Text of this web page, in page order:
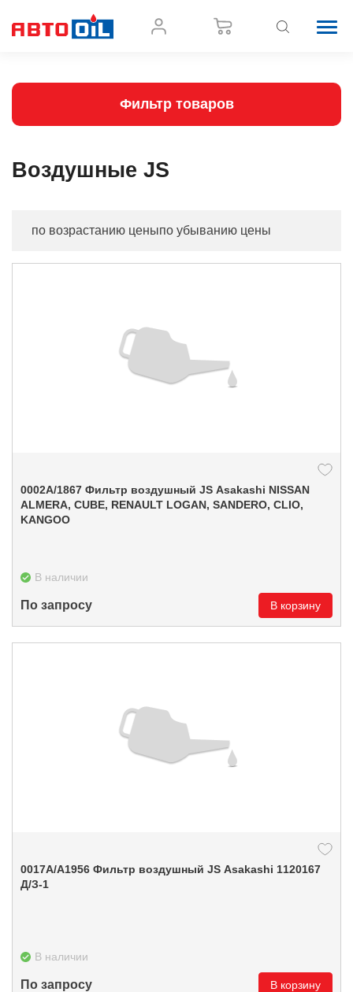
Фильтр товаров
Воздушные JS
по возрастанию ценыпо убыванию цены
0002А/1867 Фильтр воздушный JS Asakashi NISSAN
ALMERA, CUBE, RENAULT LOGAN, SANDERO, CLIO,
KANGOO
В наличии
По запросу В корзину
0017А/А1956 Фильтр воздушный JS Asakashi 1120167
Д/З-1
В наличии
По запросу В корзину